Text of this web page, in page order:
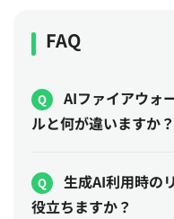
FAQ
AIファイアウォ
ルと何が違いますか？
生成AI利用時の
役立ちますか？